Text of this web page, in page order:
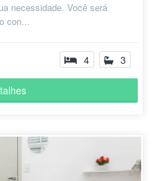
necessidade. Você será
con...
4 3